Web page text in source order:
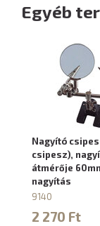
Egyéb
Nagyító
csipesz),
átmérője
nagyítás
9140
2 270 Ft